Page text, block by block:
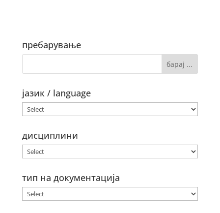
пребарување
јазик / language
дисциплини
тип на документација